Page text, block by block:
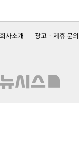
회사소개 광고 · 제휴 문의